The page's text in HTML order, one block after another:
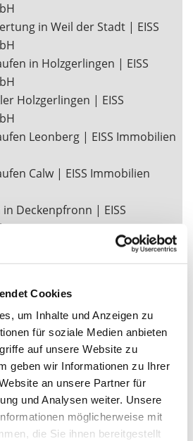
Cookies
um Inhalte und Anzeigen zu
für soziale Medien anbieten
auf unsere Website zu
geben wir Informationen zu Ihrer
an unsere Partner für
und Analysen weiter. Unsere
möglicherweise mit
die Sie ihnen bereitgestellt
in Weil der Stadt | EISS
in Holzgerlingen | EISS
Holzgerlingen | EISS
Leonberg | EISS Immobilien
Calw | EISS Immobilien
Deckenpfronn | EISS
Magstadt | EISS Immobilien
in Schönaich | EISS
Großanleger: Neue Chancen
auf dem deutschen